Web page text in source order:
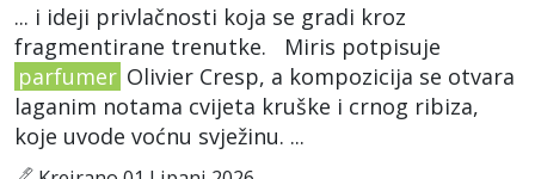
... i ideji privlačnosti koja se gradi kroz
fragmentirane trenutke. Miris potpisuje
parfumer Olivier Cresp, a kompozicija se otvara
laganim notama cvijeta kruške i crnog ribiza,
koje uvode voćnu svježinu. ...